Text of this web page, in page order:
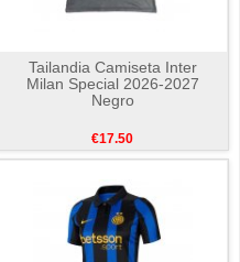
Tailandia Camiseta Inter
Milan Special 2026-2027
Negro
€17.50